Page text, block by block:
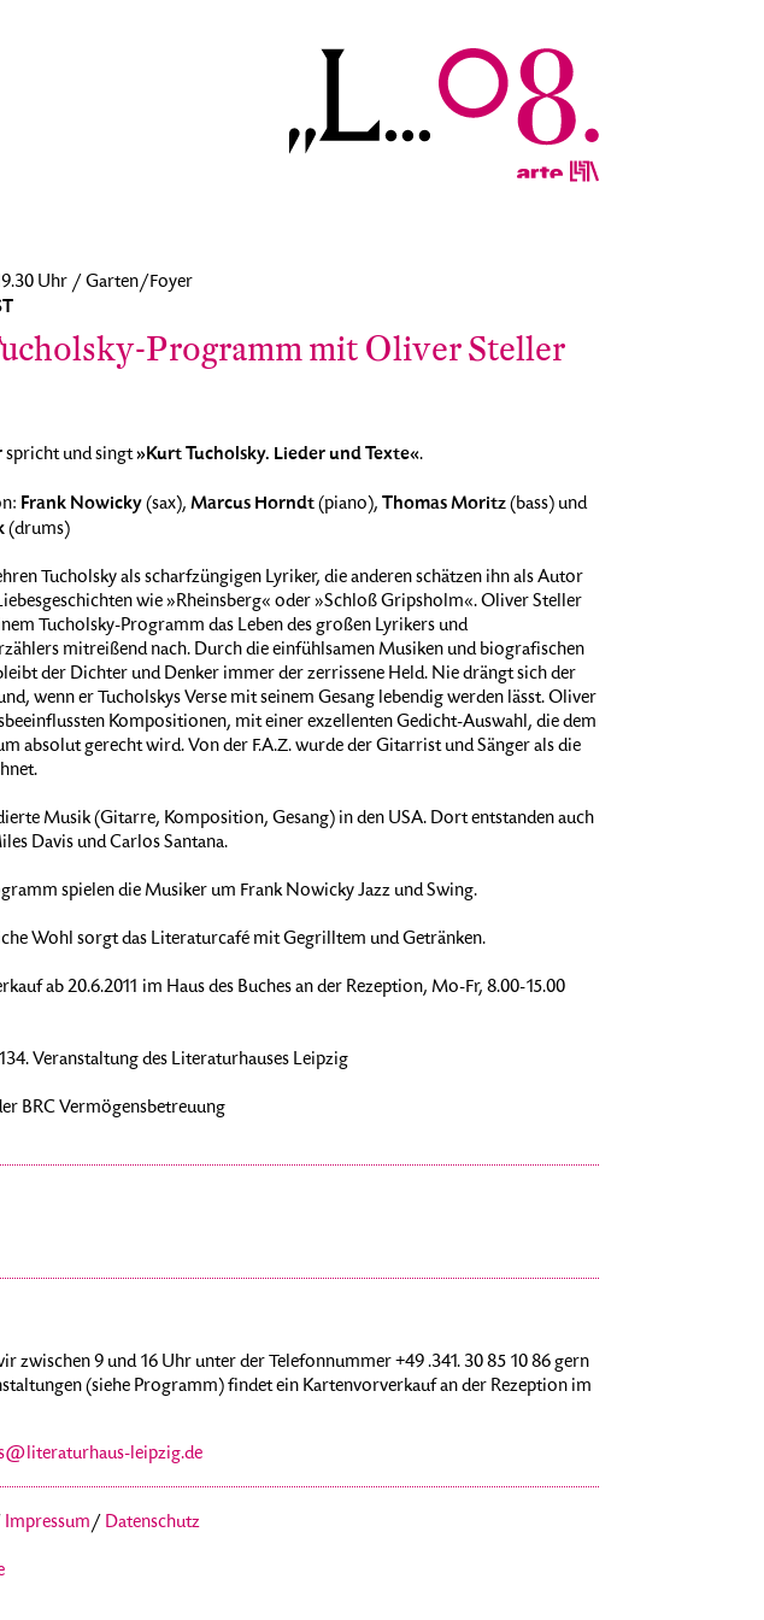
Uhr / Garten/Foyer
Programm mit Oliver Steller
spricht und singt»Kurt Tucholsky. Lieder und Texte«.
Frank Nowicky(sax), Marcus Horndt(piano), Thomas Moritz(bass) und
(drums)
Tucholsky als scharfzüngigen Lyriker, die anderen schätzen ihn als Autor
wie »Rheinsberg« oder »Schloß Gripsholm«. Oliver Steller
Tucholsky-Programm das Leben des großen Lyrikers und
mitreißend nach. Durch die einfühlsamen Musiken und biografischen
der Dichter und Denker immer der zerrissene Held. Nie drängt sich der
wenn er Tucholskys Verse mit seinem Gesang lebendig werden lässt. Oliver
Kompositionen, mit einer exzellenten Gedicht-Auswahl, die dem
absolut gerecht wird. Von der F.A.Z. wurde der Gitarrist und Sänger als die
Musik (Gitarre, Komposition, Gesang) in den USA. Dort entstanden auch
Davis und Carlos Santana.
spielen die Musiker um Frank Nowicky Jazz und Swing.
Wohl sorgt das Literaturcafé mit Gegrilltem und Getränken.
ab 20.6.2011 im Haus des Buches an der Rezeption, Mo-Fr, 8.00-15.00
Veranstaltung des Literaturhauses Leipzig
BRC Vermögensbetreuung
zwischen 9 und 16 Uhr unter der Telefonnummer +49 .341. 30 85 10 86 gern
(siehe Programm) findet ein Kartenvorverkauf an der Rezeption im
leipzig.de
Impressum/ Datenschutz